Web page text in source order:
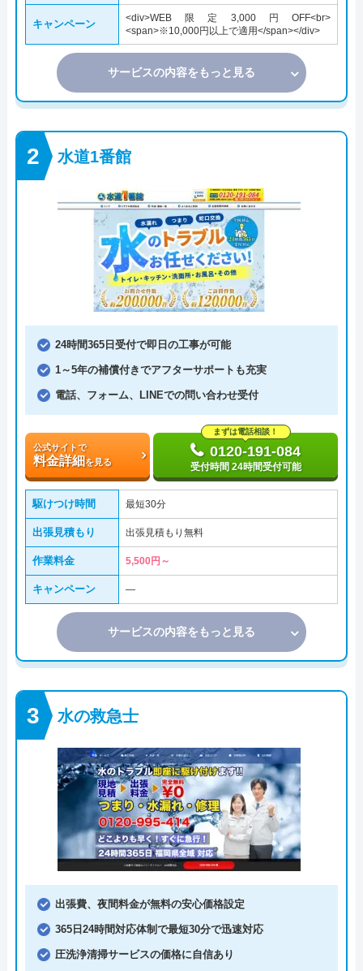
キャンペーン
<div>WEB限定3,000円OFF<br>
<span>※10,000円以上で適用</span></div>
サービスの内容をもっと見る
水道1番館
24時間365日受付で即日の工事が可能
1～5年の補償付きでアフターサポートも充実
電話、フォーム、LINEでの問い合わせ受付
公式サイトで
料金詳細を見る
まずは電話相談！
0120-191-084
受付時間 24時間受付可能
駆けつけ時間 最短30分
出張見積もり 出張見積もり無料
作業料金 5,500円～
キャンペーン ―
サービスの内容をもっと見る
水の救急士
出張費、夜間料金が無料の安心価格設定
365日24時間対応体制で最短30分で迅速対応
圧洗浄清掃サービスの価格に自信あり